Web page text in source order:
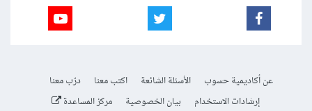
عن أكاديمية حسوب الأسئلة الشائعة اكتب معنا
درّب معنا
إرشادات الاستخدام
بيان الخصوصية مركز المساعدة